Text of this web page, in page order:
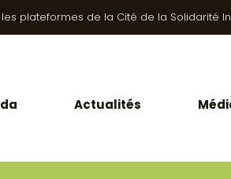
plateformes de la Cité de la Solidarité
Actualités